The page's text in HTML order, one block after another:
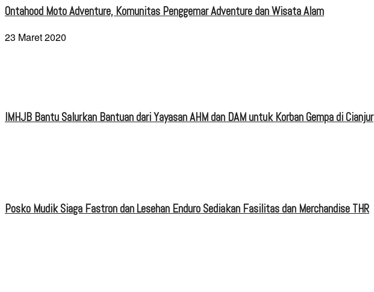
Ontahood Moto Adventure, Komunitas Penggemar Adventure dan Wisata Alam
23 Maret 2020
IMHJB Bantu Salurkan Bantuan dari Yayasan AHM dan DAM untuk Korban Gempa di Cianjur
Posko Mudik Siaga Fastron dan Lesehan Enduro Sediakan Fasilitas dan Merchandise THR